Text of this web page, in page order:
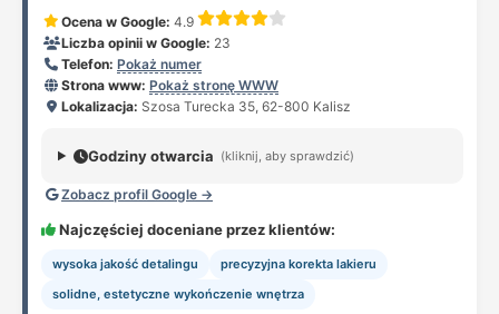
Ocena w Google: 4.9
Liczba opinii w Google: 23
Telefon: Pokaż numer
Strona www: Pokaż stronę WWW
Lokalizacja: Szosa Turecka 35, 62-800 Kalisz
Godziny otwarcia (kliknij, aby sprawdzić)
Zobacz profil Google →
Najczęściej doceniane przez klientów:
wysoka jakość detalingu
precyzyjna korekta lakieru
solidne, estetyczne wykończenie wnętrza